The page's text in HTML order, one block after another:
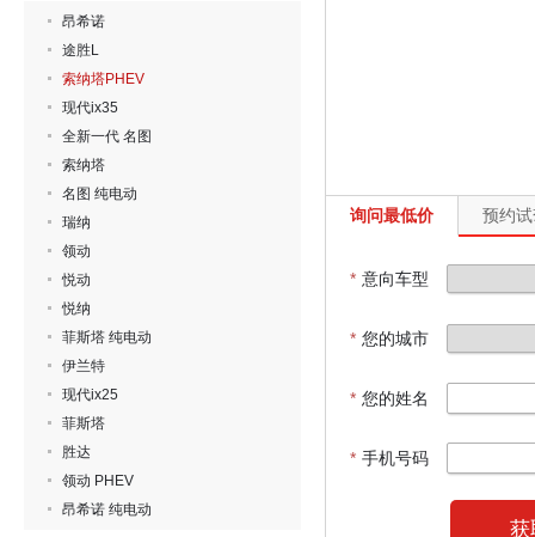
昂希诺
途胜L
索纳塔PHEV
现代ix35
全新一代 名图
索纳塔
名图 纯电动
瑞纳
领动
悦动
悦纳
菲斯塔 纯电动
伊兰特
现代ix25
菲斯塔
胜达
领动 PHEV
昂希诺 纯电动
询问最低价 预约
* 意向车型
* 您的城市
* 您的姓名
* 手机号码
获